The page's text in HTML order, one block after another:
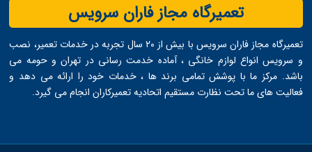
تعمیرگاه مجاز فاران سرویس
تعمیرگاه مجاز فاران سرویس با بیش از ۲۰ سال تجربه در خدمات تعمیر، نصب
و سرویس انواع لوازم خانگی ، آماده خدمت ‌رسانی در تهران و حومه می
‌باشد. مرکز ما با پوشش تمامی برند ها ، خدمات خود را ارائه می ‌دهد و
فعالیت های ما تحت نظارت مستقیم اتحادیه تعمیرکاران انجام می ‌گیرد.